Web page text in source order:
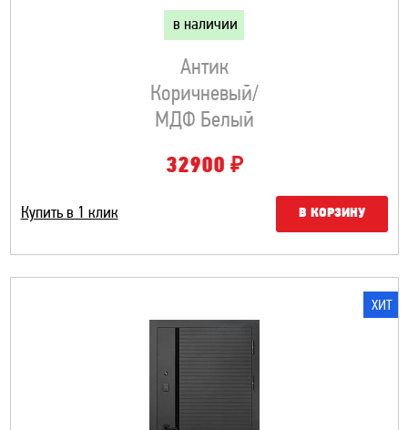
в наличии
Антик
Коричневый/
МДФ Белый
32900 ₽
Купить в 1 клик В КОРЗИНУ
ХИТ